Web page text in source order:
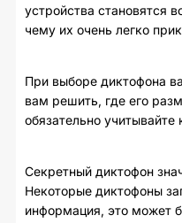
устройства становятся
чему их очень легко
При выборе диктофона
вам решить, где его
обязательно
Секретный диктофон
Некоторые диктофоны
информация, это может